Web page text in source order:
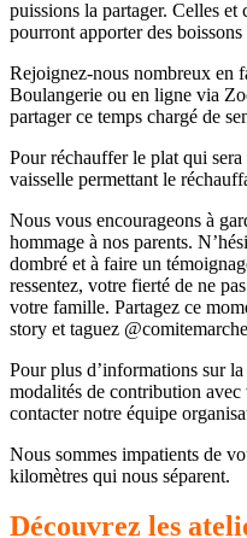
puissions la partager. Celles
pourront apporter des
Rejoignez-nous nombreux en
Boulangerie ou en ligne via
partager ce temps chargé de
Pour réchauffer le plat qui
vaisselle permettant le
Nous vous encourageons à
hommage à nos parents.
dombré et à faire un
ressentez, votre fierté de ne
votre famille. Partagez ce
story et taguez
Pour plus d’informations sur
modalités de contribution
contacter notre équipe
Nous sommes impatients de
kilomètres qui nous séparent.
Découvrez les